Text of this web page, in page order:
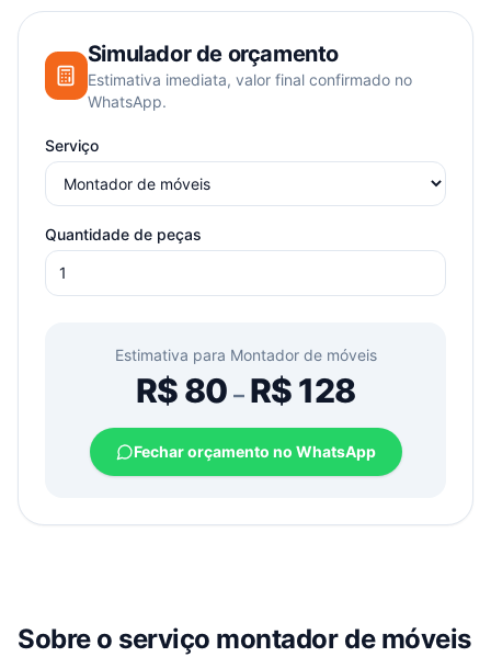
Simulador de orçamento
Estimativa imediata, valor final confirmado no
WhatsApp.
Serviço
Quantidade de peças
Estimativa para Montador de móveis
R$80 –R$128
Fechar orçamento no WhatsApp
Sobre o serviço montador de móveis